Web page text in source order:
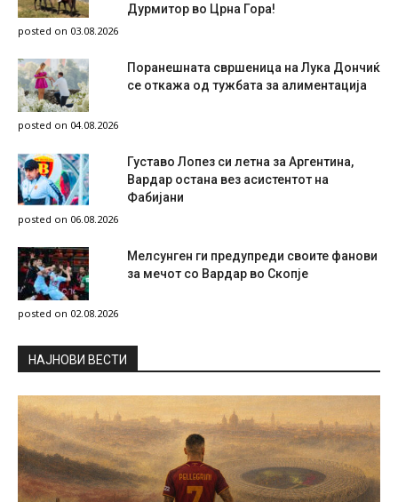
Дурмитор во Црна Гора!
posted on 03.08.2026
Поранешната свршеница на Лука Дончиќ
се откажа од тужбата за алиментација
posted on 04.08.2026
Густаво Лопез си летна за Аргентина,
Вардар остана вез асистентот на
Фабијани
posted on 06.08.2026
Мелсунген ги предупреди своите фанови
за мечот со Вардар во Скопје
posted on 02.08.2026
НAЈНОВИ ВЕСТИ